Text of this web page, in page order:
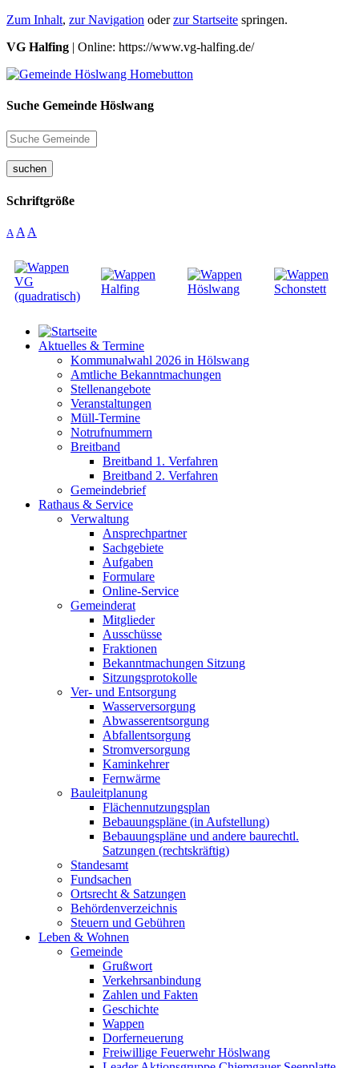
Zum Inhalt, zur Navigation oderzur Startseite springen.
VG Halfing | Online: https://www.vg-halfing.de/
Suche Gemeinde Höslwang
suchen
Schriftgröße
A A A
Aktuelles & Termine
Kommunalwahl 2026 in Hölswang
Amtliche Bekanntmachungen
Stellenangebote
Veranstaltungen
Müll-Termine
Notrufnummern
Breitband
Breitband 1. Verfahren
Breitband 2. Verfahren
Gemeindebrief
Rathaus & Service
Verwaltung
Ansprechpartner
Sachgebiete
Aufgaben
Formulare
Online-Service
Gemeinderat
Mitglieder
Ausschüsse
Fraktionen
Bekanntmachungen Sitzung
Sitzungsprotokolle
Ver- und Entsorgung
Wasserversorgung
Abwasserentsorgung
Abfallentsorgung
Stromversorgung
Kaminkehrer
Fernwärme
Bauleitplanung
Flächennutzungsplan
Bebauungspläne (in Aufstellung)
Bebauungspläne und andere baurechtl.
Satzungen (rechtskräftig)
Standesamt
Fundsachen
Ortsrecht & Satzungen
Behördenverzeichnis
Steuern und Gebühren
Leben & Wohnen
Gemeinde
Grußwort
Verkehrsanbindung
Zahlen und Fakten
Geschichte
Wappen
Dorferneuerung
Freiwillige Feuerwehr Höslwang